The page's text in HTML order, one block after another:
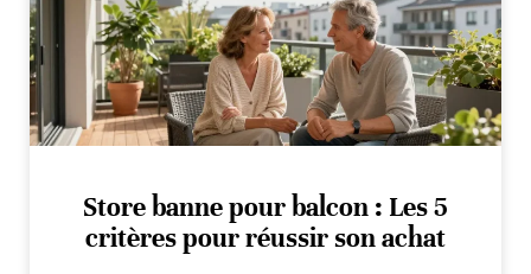
Store banne pour balcon : Les 5
critères pour réussir son achat